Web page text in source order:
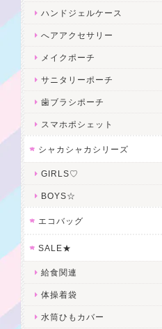
ハンドジェルケース
へアアクセサリー
メイクポーチ
サニタリーポーチ
歯ブラシポーチ
スマホポシェット
シャカシャカシリーズ
GIRLS♡
BOYS☆
エコバッグ
SALE★
給食関連
体操着袋
水筒ひもカバー